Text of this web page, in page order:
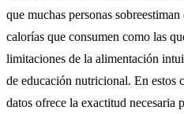
que muchas personas
calorías que consumen como las
limitaciones de la alimentación
de educación nutricional. En estos
datos ofrece la exactitud necesaria